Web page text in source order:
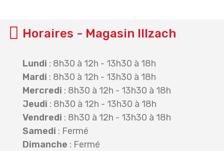
Horaires - Magasin Illzach
Lundi : 8h30 à 12h - 13h30 à 18h
Mardi : 8h30 à 12h - 13h30 à 18h
Mercredi : 8h30 à 12h - 13h30 à 18h
Jeudi : 8h30 à 12h - 13h30 à 18h
Vendredi : 8h30 à 12h - 13h30 à 18h
Samedi : Fermé
Dimanche : Fermé